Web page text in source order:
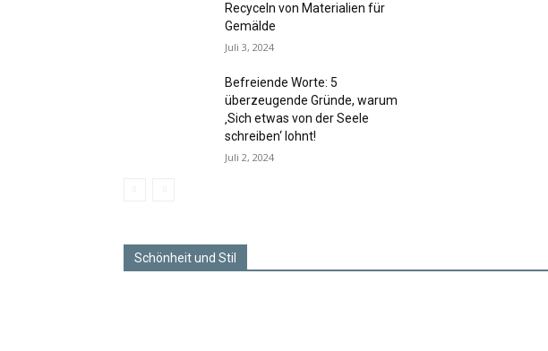
Recyceln von Materialien für
Gemälde
Juli 3, 2024
Befreiende Worte: 5
überzeugende Gründe, warum
‚Sich etwas von der Seele
schreiben‘ lohnt!
Juli 2, 2024
Schönheit und Stil